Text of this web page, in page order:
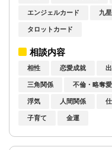
エンジェルカード 九
タロットカード
相談内容
相性 恋愛成就
三角関係 不倫・略奪愛
浮気 人間関係
子育て 金運